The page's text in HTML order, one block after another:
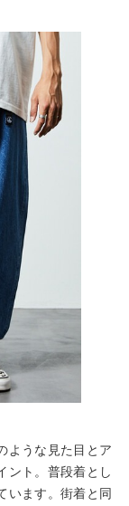
ような見た目とア
ント。普段着とし
います。街着と同